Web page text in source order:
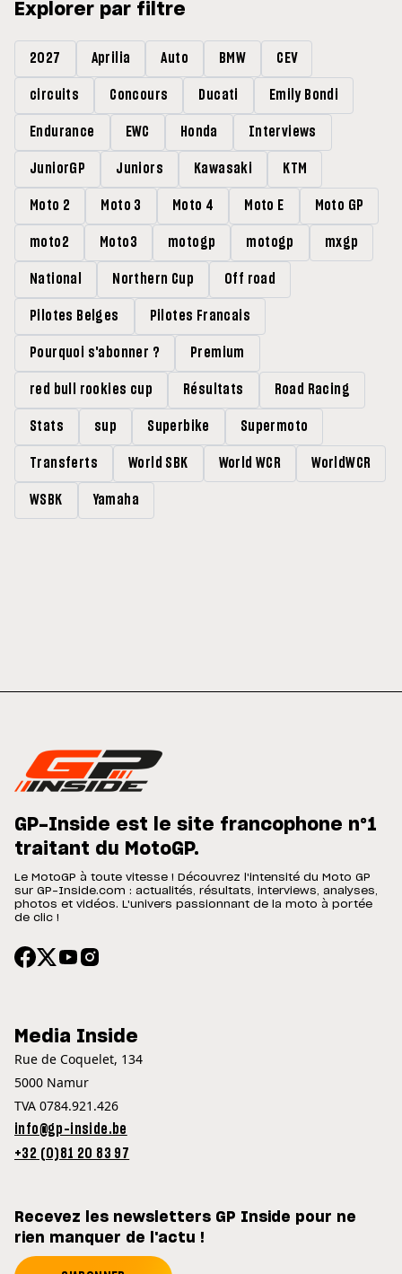
Explorer par filtre
2027 Aprilia Auto BMW CEV
circuits Concours Ducati Emily Bondi
Endurance EWC Honda Interviews
JuniorGP Juniors Kawasaki KTM
Moto 2 Moto 3 Moto 4 Moto E Moto GP
moto2 Moto3 motogp motogp mxgp
National Northern Cup Off road
Pilotes Belges Pilotes Francais
Pourquoi s'abonner ? Premium
red bull rookies cup Résultats Road Racing
Stats sup Superbike Supermoto
Transferts World SBK World WCR WorldWCR
WSBK Yamaha
GP-Inside est le site francophone n°1
traitant du MotoGP.
Le MotoGP à toute vitesse ! Découvrez l'intensité du Moto GP
sur GP-Inside.com : actualités, résultats, interviews, analyses,
photos et vidéos. L'univers passionnant de la moto à portée
de clic !
Media Inside
Rue de Coquelet, 134
5000 Namur
TVA 0784.921.426
info@gp-inside.be
+32 (0)81 20 83 97
Recevez les newsletters GP Inside pour ne
rien manquer de l'actu !